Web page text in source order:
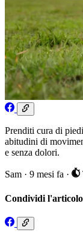
Prenditi cura di
abitudini di
e senza dolori.
Sam · 9 mesi fa ·
Condividi l'articolo